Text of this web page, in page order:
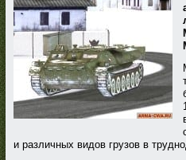
и различных видов грузов в